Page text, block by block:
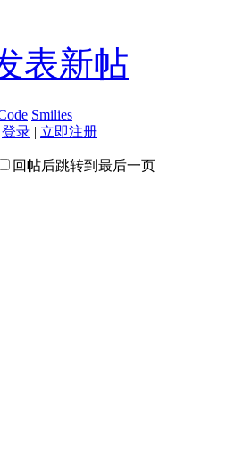
表新帖
Smilies
登录 | 立即注册
回帖后跳转到最后一页